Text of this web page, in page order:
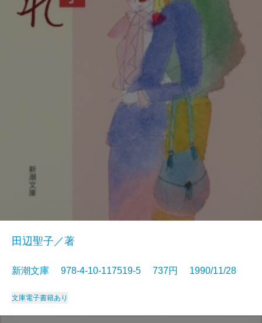
田辺聖子／著
新潮文庫 978-4-10-117519-5 737円 1990/11/28
文庫電子書籍あり